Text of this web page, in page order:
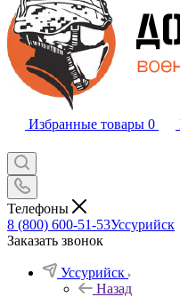
Избранные товары 0
Телефоны
8 (800) 600-51-53Уссурийск
Заказать звонок
Уссурийск
Назад